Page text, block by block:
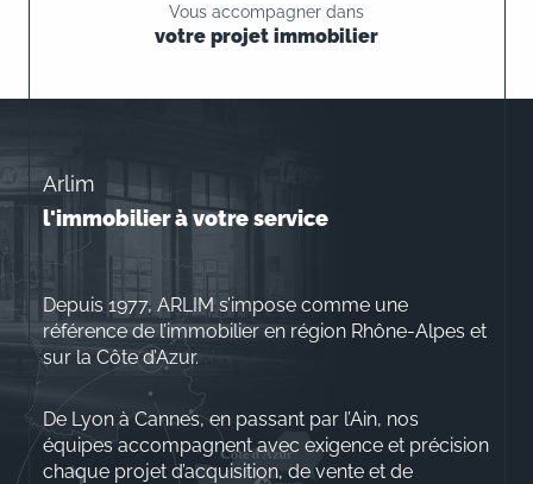
Vous accompagner dans
votre projet immobilier
Arlim
l'immobilier à votre service
Depuis 1977, ARLIM s’impose comme une
référence de l’immobilier en région Rhône-Alpes et
sur la Côte d’Azur.
De Lyon à Cannes, en passant par l’Ain, nos
équipes accompagnent avec exigence et précision
chaque projet d’acquisition, de vente et de